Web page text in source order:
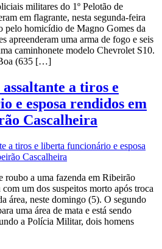
militares do 1º Pelotão de
em flagrante, nesta segunda-feira
pelo homicídio de Magno Gomes da
apreenderam uma arma de fogo e seis
caminhonete modelo Chevrolet S10.
(635 […]
a tiros e
e esposa rendidos em
Cascalheira
a uma fazenda em Ribeirão
um dos suspeitos morto após troca
área, neste domingo (5). O segundo
uma área de mata e está sendo
a Polícia Militar, dois homens